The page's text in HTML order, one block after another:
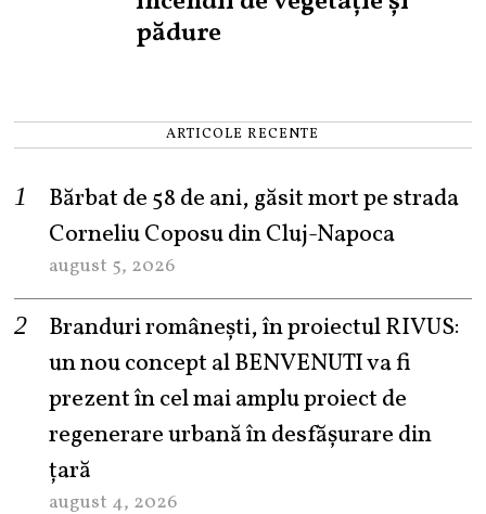
pădure
ARTICOLE RECENTE
Bărbat de 58 de ani, găsit mort pe strada
Corneliu Coposu din Cluj-Napoca
august 5, 2026
Branduri românești, în proiectul RIVUS:
un nou concept al BENVENUTI va fi
prezent în cel mai amplu proiect de
regenerare urbană în desfășurare din
țară
august 4, 2026